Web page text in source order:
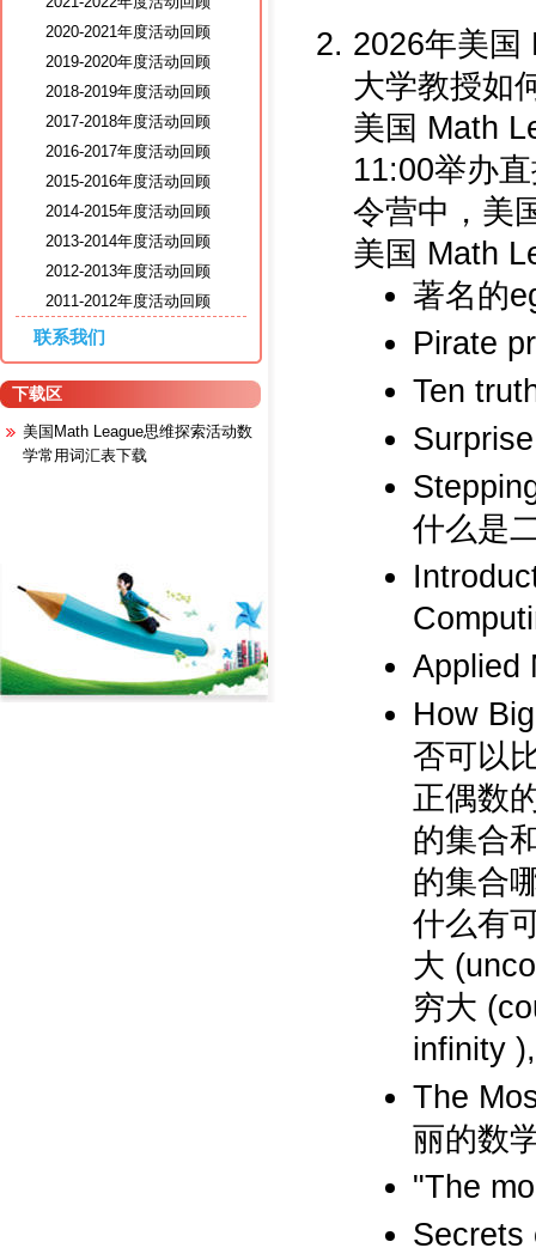
2020-2021年度活动回顾
2019-2020年度活动回顾
2018-2019年度活动回顾
2017-2018年度活动回顾
2016-2017年度活动回顾
2015-2016年度活动回顾
2014-2015年度活动回顾
2013-2014年度活动回顾
2012-2013年度活动回顾
2011-2012年度活动回顾
联系我们
下载区
美国Math League思维探索活动数
学常用词汇表下载
2026年美国
大学教授如
美国 Math
11:00举办
令营中，美
美国 Math
著名的
Pirate
Ten
什么是
Applied
How
否可以
正偶数
的集合
的集合
什么有
大
穷大
infinity
The
丽的数
"The
Secrets